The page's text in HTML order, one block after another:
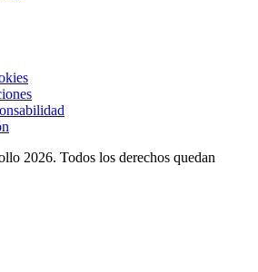
2026. Todos los derechos quedan